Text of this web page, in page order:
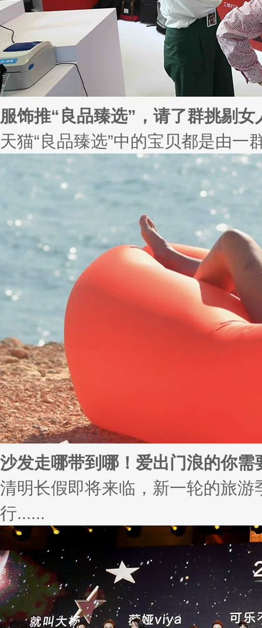
服饰推“良品臻选”，请了群挑剔女
天猫“良品臻选”中的宝贝都是由一
沙发走哪带到哪！爱出门浪的你需
清明长假即将来临，新一轮的旅
行......